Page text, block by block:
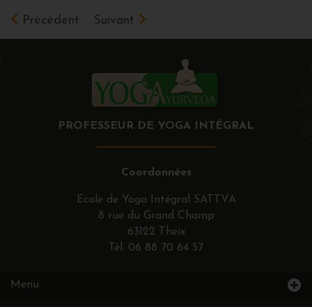
Précédent Suivant
PROFESSEUR DE YOGA INTÉGRAL
Coordonnées
Ecole de Yoga Intégral SATTVA
8 rue du Grand Champ
63122 Theix
Tél. 06 88 70 64 57
Menu